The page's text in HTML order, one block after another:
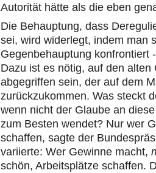
Autorität hätte als die eben
Die Behauptung, dass
sei, wird widerlegt, indem man
Gegenbehauptung konfrontiert
Dazu ist es nötig, auf den
abgegriffen sein, der auf dem
zurückzukommen. Was steckt
wenn nicht der Glaube an
zum Besten wendet? Nur wer
schaffen, sagte der
variierte: Wer Gewinne macht,
schön, Arbeitsplätze schaffen.